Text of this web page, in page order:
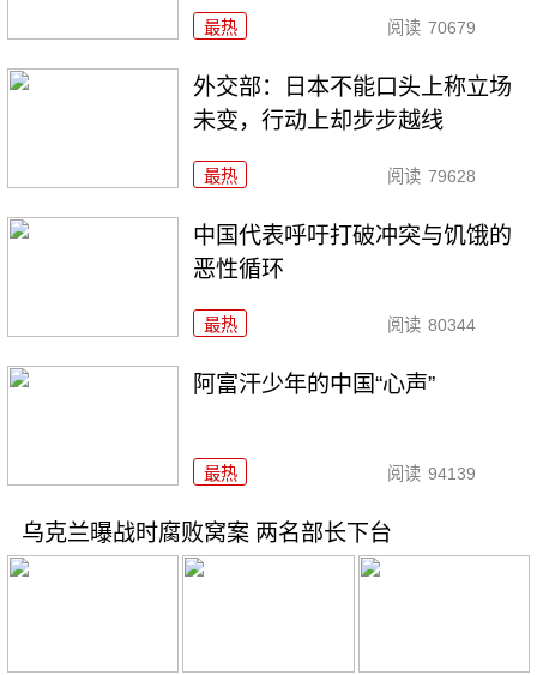
最热 阅读 70679
外交部：日本不能口头上称立场
未变，行动上却步步越线
最热 阅读 79628
中国代表呼吁打破冲突与饥饿的
恶性循环
最热 阅读 80344
阿富汗少年的中国“心声”
最热 阅读 94139
乌克兰曝战时腐败窝案 两名部长下台